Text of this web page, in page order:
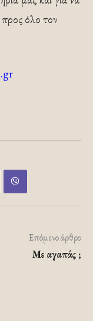
προς όλο τον
Επόμενο άρθρο
Με αγαπάς ;